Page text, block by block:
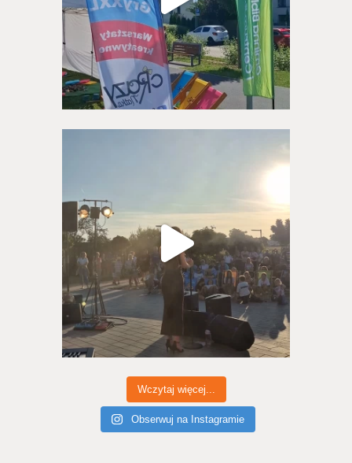
Wczytaj więcej...
Obserwuj na Instagramie